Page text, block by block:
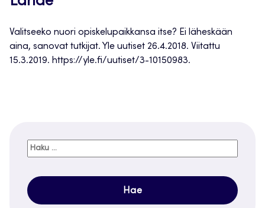
Valitseeko nuori opiskelupaikkansa itse? Ei läheskään
aina, sanovat tutkijat. Yle uutiset 26.4.2018. Viitattu
15.3.2019. https://yle.fi/uutiset/3-10150983.
Haku: